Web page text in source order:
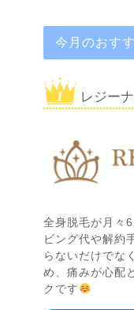
今月のおす
レジー
全身脱毛が月々
ビング代や解約
らないだけでな
め、痛みが心配
クです